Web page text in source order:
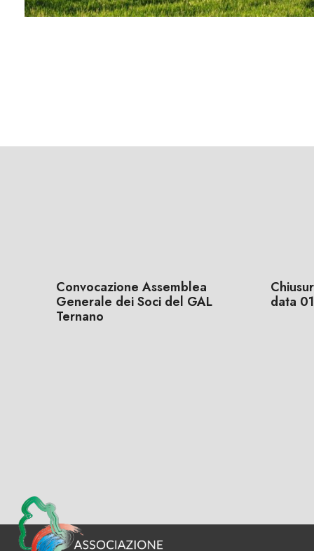
Convocazione Assemblea
Generale dei Soci del GAL
Ternano
data